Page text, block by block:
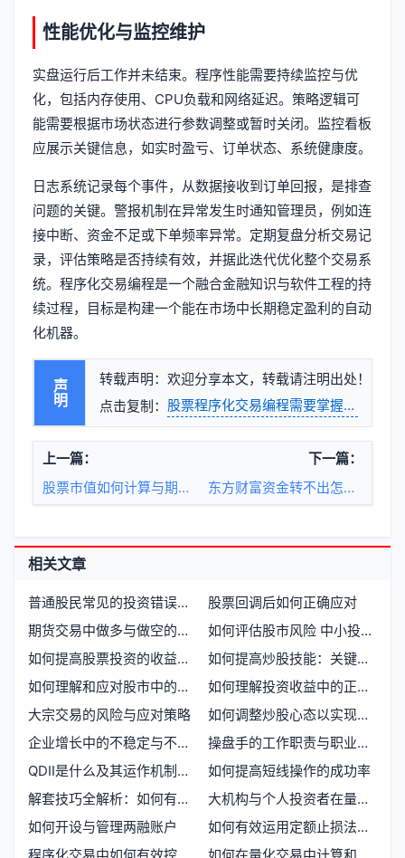
性能优化与监控维护
实盘运行后工作并未结束。程序性能需要持续监控与优
化，包括内存使用、CPU负载和网络延迟。策略逻辑可
能需要根据市场状态进行参数调整或暂时关闭。监控看板
应展示关键信息，如实时盈亏、订单状态、系统健康度。
日志系统记录每个事件，从数据接收到订单回报，是排查
问题的关键。警报机制在异常发生时通知管理员，例如连
接中断、资金不足或下单频率异常。定期复盘分析交易记
录，评估策略是否持续有效，并据此迭代优化整个交易系
统。程序化交易编程是一个融合金融知识与软件工程的持
续过程，目标是构建一个能在市场中长期稳定盈利的自动
化机器。
声明
转载声明：欢迎分享本文，转载请注明出处！
点击复制： 股票程序化交易编程需要掌握哪些技术
上一篇：
股票市值如何计算与期货合约价值有什么区别
下一篇：
东方财富资金转不出怎么办？常见原因及解决方法
相关文章
普通股民常见的投资错误及避免方法
股票回调后如何正确应对
期货交易中做多与做空的难易程度对比
如何评估股市风险 中小投资者应知的策略与方法
如何提高股票投资的收益与技巧
如何提高炒股技能：关键要素与技巧
如何理解和应对股市中的灰犀牛事件
如何理解投资收益中的正负波动
大宗交易的风险与应对策略
如何调整炒股心态以实现长期稳定收益
企业增长中的不稳定与不可靠方式及其影响
操盘手的工作职责与职业发展路径
QDII是什么及其运作机制详解
如何提高短线操作的成功率
解套技巧全解析：如何有效应对股市被套
大机构与个人投资者在量化交易中各自的优势是什么
如何开设与管理两融账户
如何有效运用定额止损法提升投资收益
程序化交易中如何有效控制风险与保持系统稳定
如何在量化交易中计算和使用统计套利策略